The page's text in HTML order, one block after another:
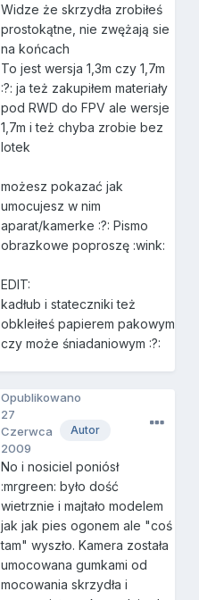
Widze że skrzydła zrobiłeś
prostokątne, nie zwężają sie
na końcach
To jest wersja 1,3m czy 1,7m
:?: ja też zakupiłem materiały
pod RWD do FPV ale wersje
1,7m i też chyba zrobie bez
lotek
możesz pokazać jak
umocujesz w nim
aparat/kamerke :?: Pismo
obrazkowe poproszę :wink:
EDIT:
kadłub i stateczniki też
obkleiłeś papierem pakowym
czy może śniadaniowym :?:
Autor
Opublikowano
27
Czerwca
2009
No i nosiciel poniósł
:mrgreen: było dość
wietrznie i majtało modelem
jak jak pies ogonem ale "coś
tam" wyszło. Kamera została
umocowana gumkami od
mocowania skrzydła i